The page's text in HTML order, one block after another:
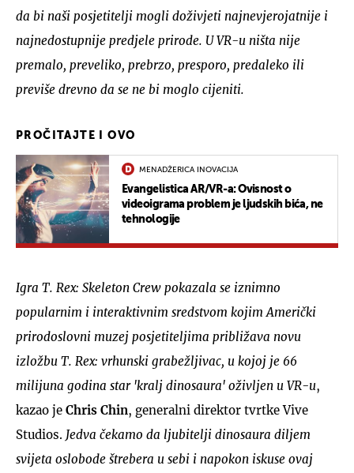
da bi naši posjetitelji mogli doživjeti najnevjerojatnije i
najnedostupnije predjele prirode. U VR-u ništa nije
premalo, preveliko, prebrzo, presporo, predaleko ili
previše drevno da se ne bi moglo cijeniti.
PROČITAJTE I OVO
MENADŽERICA INOVACIJA
Evangelistica AR/VR-a: Ovisnost o
videoigrama problem je ljudskih bića, ne
tehnologije
Igra T. Rex: Skeleton Crew pokazala se iznimno
popularnim i interaktivnim sredstvom kojim Američki
prirodoslovni muzej posjetiteljima približava novu
izložbu T. Rex: vrhunski grabežljivac, u kojoj je 66
milijuna godina star 'kralj dinosaura' oživljen u VR-u,
kazao je Chris Chin, generalni direktor tvrtke Vive
Studios. Jedva čekamo da ljubitelji dinosaura diljem
svijeta oslobode štrebera u sebi i napokon iskuse ovaj